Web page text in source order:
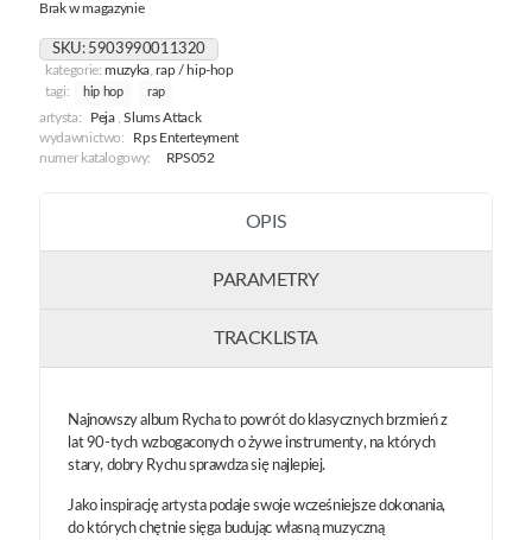
Brak w magazynie
SKU: 5903990011320
kategorie:muzyka,rap / hip-hop
tagi:
hip hop rap
artysta: Peja,Slums Attack
wydawnictwo:
Rps Enterteyment
numer katalogowy:
RPS052
OPIS
PARAMETRY
TRACKLISTA
Najnowszy album Rycha to powrót do klasycznych brzmień z
lat 90-tych wzbogaconych o żywe instrumenty, na których
stary, dobry Rychu sprawdza się najlepiej.
Jako inspirację artysta podaje swoje wcześniejsze dokonania,
do których chętnie sięga budując własną muzyczną